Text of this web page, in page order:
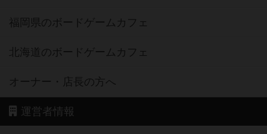
福岡県のボードゲームカフェ
北海道のボードゲームカフェ
オーナー・店長の方へ
運営者情報